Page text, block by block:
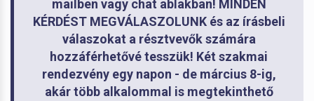
mailben vagy chat ablakban! MINDEN
KÉRDÉST MEGVÁLASZOLUNK és az írásbeli
válaszokat a résztvevők számára
hozzáférhetővé tesszük! Két szakmai
rendezvény egy napon - de március 8-ig,
akár több alkalommal is megtekinthető